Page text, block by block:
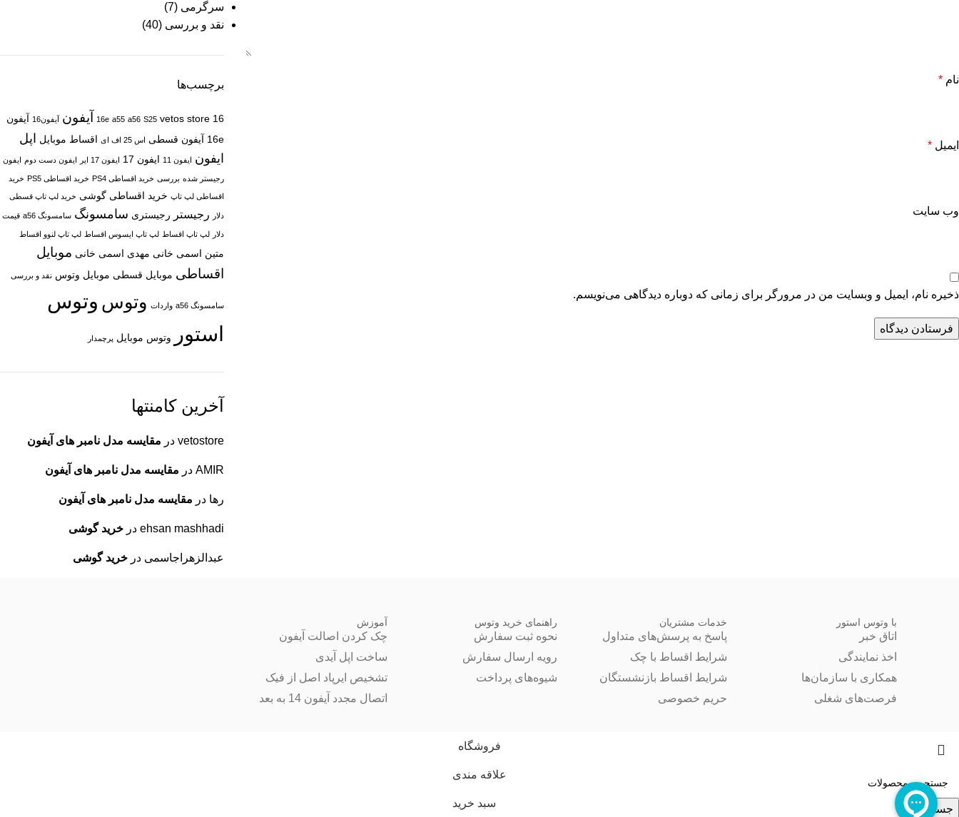
نام *
ایمیل *
وب‌ سایت
ذخیره نام، ایمیل و وبسایت من در مرورگر برای زمانی که دوباره دیدگاهی می‌نویسم.
سرگرمی (7)
نقد و بررسی (40)
برچسب‌ها
16
16e a55 a56 S25 vetos store آیفون آیفون16
آیفون
16e آیفون قسطی اس 25 اف ای اقساط موبایل
اپل
ایفون
ایفون 11 ایفون 17 ایفون 17 ایر ایفون دست دوم ایفون
رجیستر شده بررسی خرید اقساطی PS4 خرید اقساطی PS5 خرید
اقساطی لپ تاپ خرید اقساطی گوشی خرید لپ تاپ قسطی
دلار رجیستر رجیستری سامسونگ سامسونگ a56 قیمت
دلار لپ تاپ اقساط لپ تاپ ایسوس اقساط لپ تاپ لنوو اقساط
متین اسمی خانی مهدی اسمی خانی موبایل
اقساطی موبایل قسطی موبایل وتوس نقد و بررسی
سامسونگ a56 واردات وتوس وتوس
استور
وتوس موبایل پرچمدار
آخرین کامنتها
vetostore در مقایسه مدل نامبر های آیفون
AMIR در مقایسه مدل نامبر های آیفون
رها در مقایسه مدل نامبر های آیفون
ehsan mashhadi درخرید گوشی
عبدالزهراجاسمی درخرید گوشی
با وتوس استور
اتاق خبر
اخذ نمایندگی
همکاری با سازمان‌ها
فرصت‌های شغلی
خدمات مشتریان
پاسخ به پرسش‌های متداول
شرایط اقساط با چک
شرایط اقساط بازنشستگان
حریم خصوصی
راهنمای خرید وتوس
نحوه ثبت سفارش
رویه ارسال سفارش
شیوه‌های پرداخت
آموزش
چک کردن اصالت آیفون
ساخت اپل آیدی
تشخیص ایرپاد اصل از فیک
اتصال مجدد آیفون 14 به بعد
جستجو
فروشگاه
علاقه مندی
سبد خرید